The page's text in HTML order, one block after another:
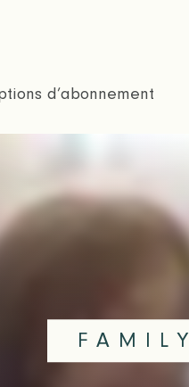
d’abonnement
FAMILY